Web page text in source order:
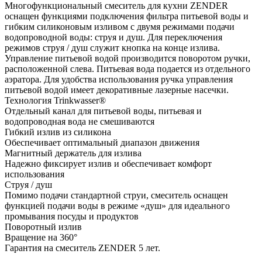
Многофункциональный смеситель для кухни ZENDER
оснащен функциями подключения фильтра питьевой воды и
гибким силиконовым изливом с двумя режимами подачи
водопроводной воды: струя и душ. Для переключения
режимов струя / душ служит кнопка на конце излива.
Управление питьевой водой производится поворотом ручки,
расположенной слева. Питьевая вода подается из отдельного
аэратора. Для удобства использования ручка управления
питьевой водой имеет декоративные лазерные насечки.
Технология Trinkwasser®
Отдельный канал для питьевой воды, питьевая и
водопроводная вода не смешиваются
Гибкий излив из силикона
Обеспечивает оптимальный диапазон движения
Магнитный держатель для излива
Надежно фиксирует излив и обеспечивает комфорт
использования
Струя / душ
Помимо подачи стандартной струи, смеситель оснащен
функцией подачи воды в режиме «душ» для идеального
промывания посуды и продуктов
Поворотный излив
Вращение на 360°
Гарантия на смеситель ZENDER 5 лет.